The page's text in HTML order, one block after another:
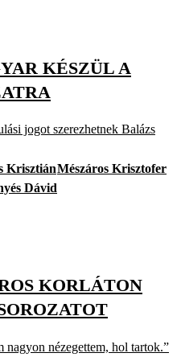
KÉSZÜL A
jogot szerezhetnek Balázs
KrisztiánMészáros Krisztofer
Dávid
KORLÁTON
nagyon nézegettem, hol tartok.”